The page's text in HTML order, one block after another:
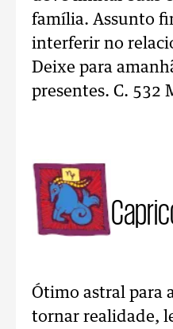
família. Assunto
interferir no
Deixe para
presentes. C. 532
Ótimo astral para
tornar realidade,